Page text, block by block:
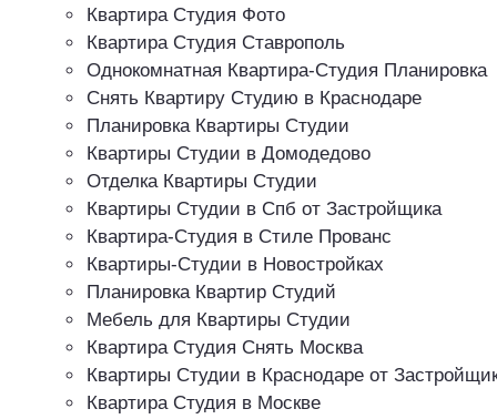
Квартира Студия Фото
Квартира Студия Ставрополь
Однокомнатная Квартира-Студия Планировка
Снять Квартиру Студию в Краснодаре
Планировка Квартиры Студии
Квартиры Студии в Домодедово
Отделка Квартиры Студии
Квартиры Студии в Спб от Застройщика
Квартира-Студия в Стиле Прованс
Квартиры-Студии в Новостройках
Планировка Квартир Студий
Мебель для Квартиры Студии
Квартира Студия Снять Москва
Квартиры Студии в Краснодаре от
Квартира Студия в Москве